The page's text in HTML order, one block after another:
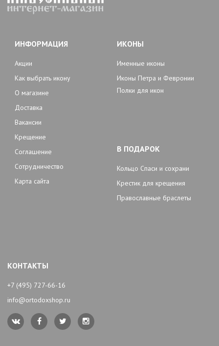
ИНФОРМАЦИЯ
Акции
Как выбрать икону
О магазине
Доставка
Вакансии
Крещение
Соглашение
Сотрудничество
Карта сайта
ИКОНЫ
Именные иконы
Иконы Петра и Февронии
Полки для икон
В ПОДАРОК
Кольцо Спаси и сохрани
Крестик для крещения
Православные браслеты
КОНТАКТЫ
+7 (495) 727-66-16
info@ortodoxshop.ru